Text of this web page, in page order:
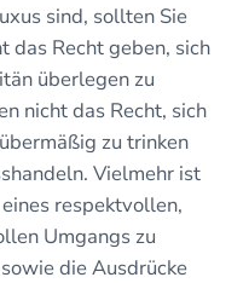
sind, sollten Sie
das Recht geben, sich
überlegen zu
nicht das Recht, sich
zu trinken
Vielmehr ist
respektvollen,
Umgangs zu
die Ausdrücke